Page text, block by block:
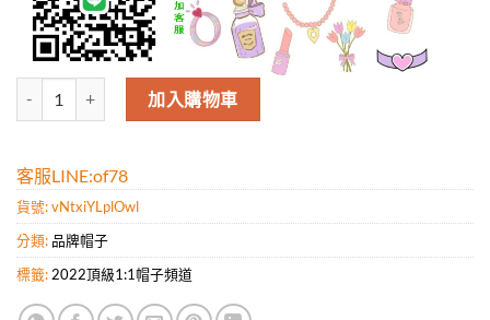
高仿北面The North Face情侶款時尚休閑針織毛線帽. 好質量是您的
加入購物車
客服LINE:of78
貨號:vNtxiYLplOwl
分類: 品牌帽子
標籤: 2022頂級1:1帽子頻道